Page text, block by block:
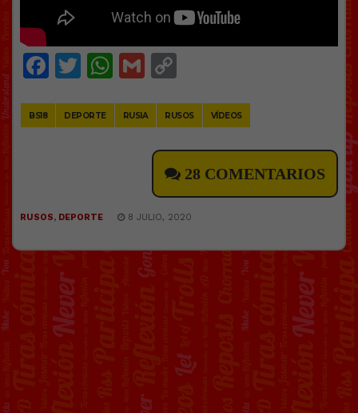
Facebook
Twitter
WhatsApp
Gmail
BS18 DEPORTE RUSIA RUSOS VÍDEOS
28 COMENTARIOS
RUSOS, DEPORTE 8 JULIO, 2020